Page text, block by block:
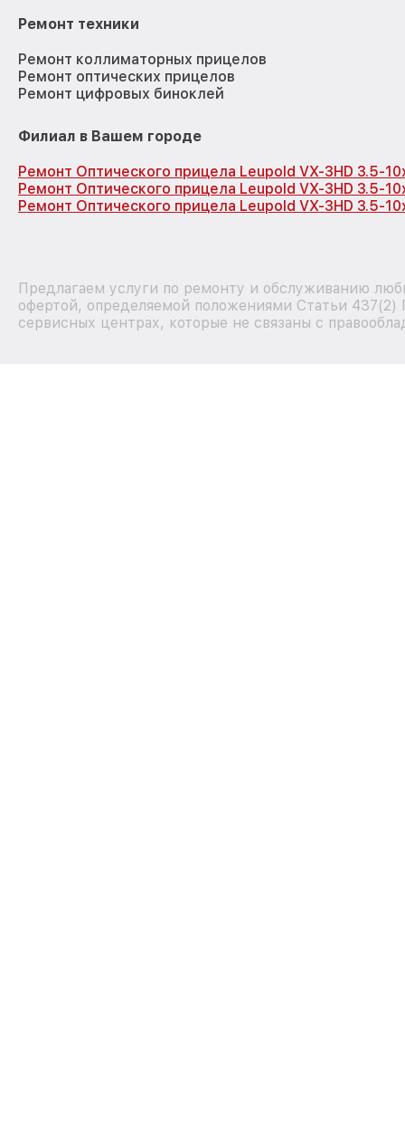
Ремонт техники
Ремонт коллиматорных прицелов
Ремонт оптических прицелов
Ремонт цифровых биноклей
Филиал в Вашем городе
Ремонт Оптического прицела Leupold VX-3HD 3.5-
Ремонт Оптического прицела Leupold VX-3HD 3.5-
Ремонт Оптического прицела Leupold VX-3HD 3.5-
Предлагаем услуги по ремонту и обслуживанию
офертой, определяемой положениями Статьи 437(2)
сервисных центрах, которые не связаны с